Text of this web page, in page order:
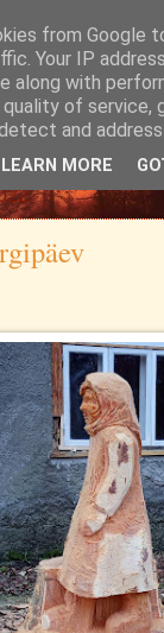
from Google
Your IP
along with
of service,
and address
LEARN MORE